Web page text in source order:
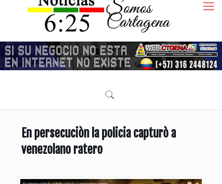
En persecuciòn la policia capturò a
venezolano ratero